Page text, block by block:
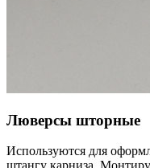
Люверсы шторные
Используются для